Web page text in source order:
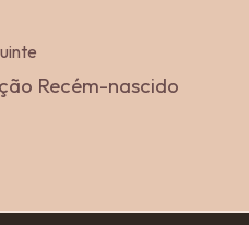
Recém-nascido